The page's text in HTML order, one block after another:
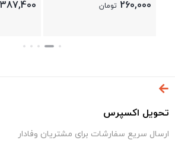
260,000 تومان 387,400
تحویل اکسپرس
ارسال سریع سفارشات برای مشتریان وفادار